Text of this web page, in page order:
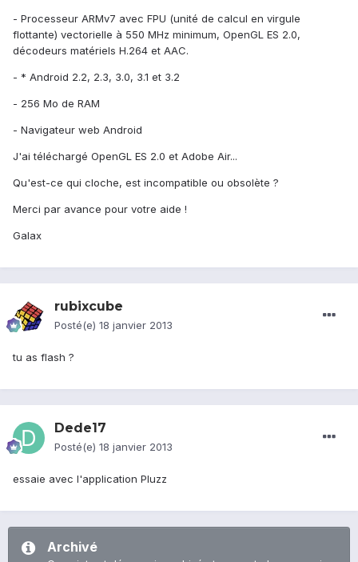
- Processeur ARMv7 avec FPU (unité de calcul en virgule
flottante) vectorielle à 550 MHz minimum, OpenGL ES 2.0,
décodeurs matériels H.264 et AAC.
- * Android 2.2, 2.3, 3.0, 3.1 et 3.2
- 256 Mo de RAM
- Navigateur web Android
J'ai téléchargé OpenGL ES 2.0 et Adobe Air...
Qu'est-ce qui cloche, est incompatible ou obsolète ?
Merci par avance pour votre aide !
Galax
rubixcube
Posté(e) 18 janvier 2013
tu as flash ?
Dede17
Posté(e) 18 janvier 2013
essaie avec l'application Pluzz
Archivé